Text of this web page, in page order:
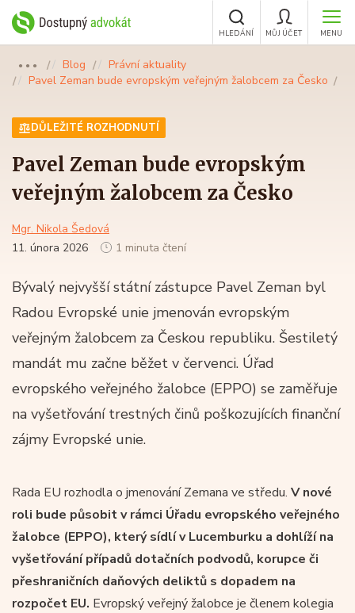
MENU
MŮJ ÚČET
HLEDÁNÍ
●●● Blog
Právní aktuality
Pavel Zeman bude evropským veřejným žalobcem za Česko
DŮLEŽITÉ ROZHODNUTÍ
Pavel Zeman bude evropským
veřejným žalobcem za Česko
Mgr. Nikola Šedová
11. února 2026
1 minuta čtení
Bývalý nejvyšší státní zástupce Pavel Zeman byl
Radou Evropské unie jmenován evropským
veřejným žalobcem za Českou republiku. Šestiletý
mandát mu začne běžet v červenci. Úřad
evropského veřejného žalobce (EPPO) se zaměřuje
na vyšetřování trestných činů poškozujících finanční
zájmy Evropské unie.
Rada EU rozhodla o jmenování Zemana ve středu. V nové
roli bude působit v rámci Úřadu evropského veřejného
žalobce (EPPO), který sídlí v Lucemburku a dohlíží na
vyšetřování případů dotačních podvodů, korupce či
přeshraničních daňových deliktů s dopadem na
rozpočet EU. Evropský veřejný žalobce je členem kolegia